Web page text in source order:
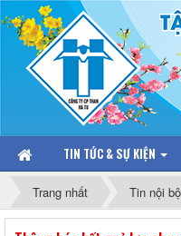
TIN TỨC & SỰ KIỆN
Trang nhất Tin nội bộ